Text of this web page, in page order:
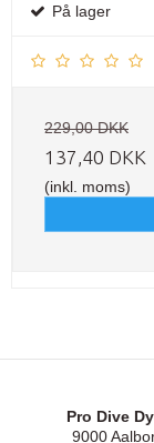
På lager
229,00 DKK
137,40 DKK
(inkl. moms)
Pro Dive
9000